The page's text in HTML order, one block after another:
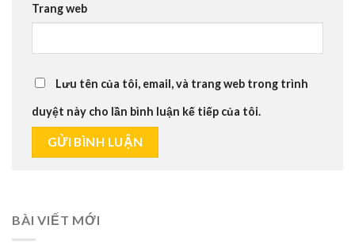
Trang web
Lưu tên của tôi, email, và trang web trong trình
duyệt này cho lần bình luận kế tiếp của tôi.
BÀI VIẾT MỚI